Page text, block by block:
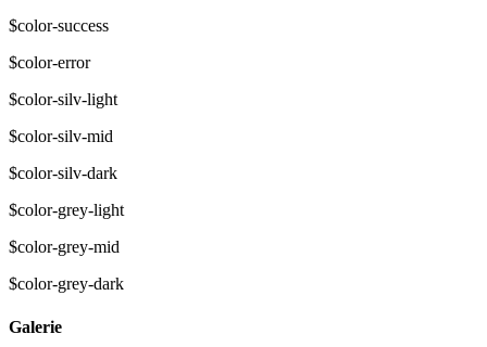
$color-success
$color-error
$color-silv-light
$color-silv-mid
$color-silv-dark
$color-grey-light
$color-grey-mid
$color-grey-dark
Galerie